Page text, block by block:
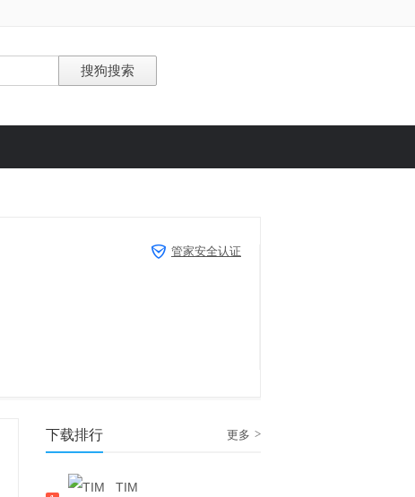
管家安全认证
下载排行 更多 >
TIM